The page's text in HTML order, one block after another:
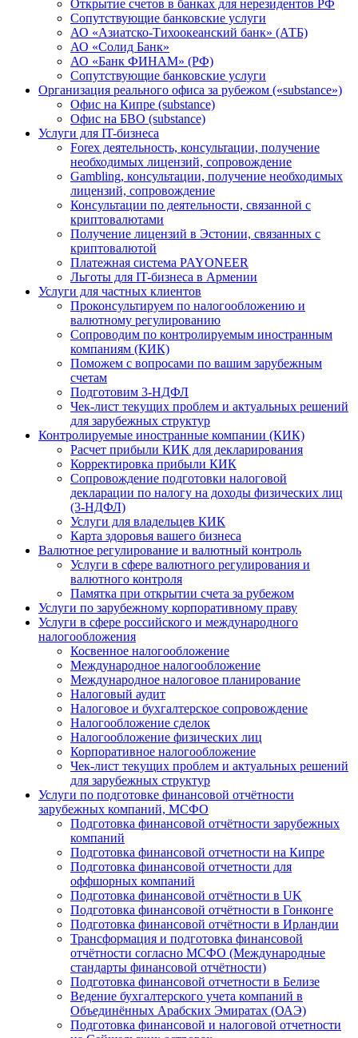
Открытие счетов в банках для нерезидентов РФ
Сопутствующие банковские услуги
АО «Азиатско-Тихоокеанский банк» (АТБ)
АО «Солид Банк»
АО «Банк ФИНАМ» (РФ)
Сопутствующие банковские услуги
Организация реального офиса за рубежом («substance»)
Офис на Кипре (substance)
Офис на БВО (substance)
Услуги для IT-бизнеса
Forex деятельность, консультации, получение
необходимых лицензий, сопровождение
Gambling, консультации, получение необходимых
лицензий, сопровождение
Консультации по деятельности, связанной с
криптовалютами
Получение лицензий в Эстонии, связанных с
криптовалютой
Платежная система PAYONEER
Льготы для IT-бизнеса в Армении
Услуги для частных клиентов
Проконсультируем по налогообложению и
валютному регулированию
Сопроводим по контролируемым иностранным
компаниям (КИК)
Поможем с вопросами по вашим зарубежным
счетам
Подготовим 3-НДФЛ
Чек-лист текущих проблем и актуальных решений
для зарубежных структур
Контролируемые иностранные компании (КИК)
Расчет прибыли КИК для декларирования
Корректировка прибыли КИК
Сопровождение подготовки налоговой
декларации по налогу на доходы физических лиц
(3-НДФЛ)
Услуги для владельцев КИК
Карта здоровья вашего бизнеса
Валютное регулирование и валютный контроль
Услуги в сфере валютного регулирования и
валютного контроля
Памятка при открытии счета за рубежом
Услуги по зарубежному корпоративному праву
Услуги в сфере российского и международного
налогообложения
Косвенное налогообложение
Международное налогообложение
Международное налоговое планирование
Налоговый аудит
Налоговое и бухгалтерское сопровождение
Налогообложение сделок
Налогообложение физических лиц
Корпоративное налогообложение
Чек-лист текущих проблем и актуальных решений
для зарубежных структур
Услуги по подготовке финансовой отчётности
зарубежных компаний, МСФО
Подготовка финансовой отчётности зарубежных
компаний
Подготовка финансовой отчетности на Кипре
Подготовка финансовой отчетности для
оффшорных компаний
Подготовка финансовой отчётности в UK
Подготовка финансовой отчётности в Гонконге
Подготовка финансовой отчётности в Ирландии
Трансформация и подготовка финансовой
отчётности согласно МСФО (Международные
стандарты финансовой отчётности)
Подготовка финансовой отчетности в Белизе
Ведение бухгалтерского учета компаний в
Объединённых Арабских Эмиратах (ОАЭ)
Подготовка финансовой и налоговой отчетности